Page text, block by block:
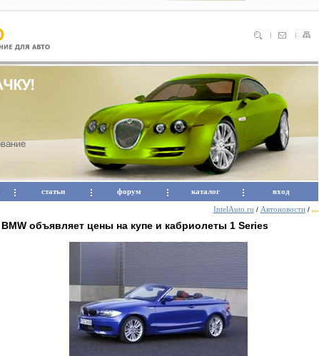
статьи форум каталог вход
IntelAuto.ru / Автоновости/ ...
BMW объявляет цены на купе и кабриолеты 1 Series